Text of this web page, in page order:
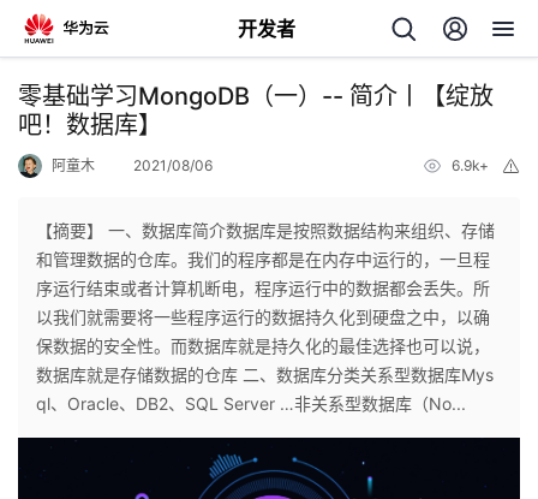
开发者
返
回
个
人
主
页
我
的
零基础学习MongoDB（一）-- 简介丨【绽放
吧！数据库】
阿童木 2021/08/06 6.9k+
【摘要】 一、数据库简介数据库是按照数据结构来组织、存储
和管理数据的仓库。我们的程序都是在内存中运行的，一旦程
序运行结束或者计算机断电，程序运行中的数据都会丢失。所
以我们就需要将一些程序运行的数据持久化到硬盘之中，以确
保数据的安全性。而数据库就是持久化的最佳选择也可以说，
数据库就是存储数据的仓库 二、数据库分类关系型数据库Mys
ql、Oracle、DB2、SQL Server …非关系型数据库（No...